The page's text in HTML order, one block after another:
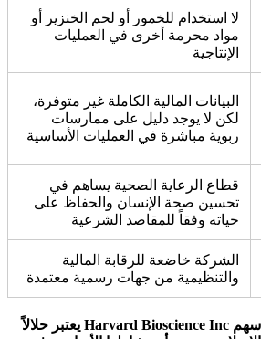
لا استخدام للخمور أو لحم الخنزير أو
مواد محرمة أخرى في العمليات
الإنتاجية
البيانات المالية الكاملة غير متوفرة،
لكن لا يوجد دليل على ممارسات
ربوية مباشرة في العمليات الأساسية
قطاع الرعاية الصحية يساهم في
تحسين صحة الإنسان والحفاظ على
حياته وفقاً للمقاصد الشرعية
الشركة خاضعة للرقابة المالية
والتنظيمية من جهات رسمية معتمدة
الحكم الشرعي النهائي: سهم Harvard Bioscience Inc يعتبر حلالاً